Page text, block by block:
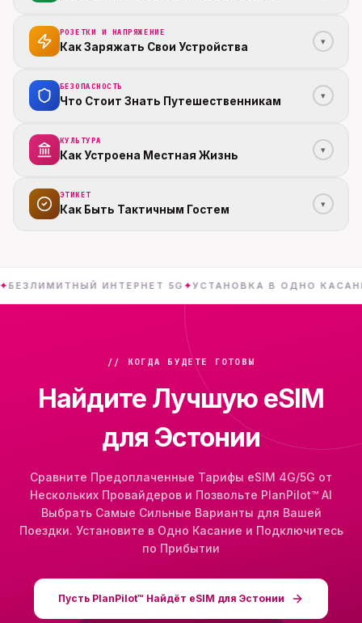
РОЗЕТКИ И НАПРЯЖЕНИЕ
Как Заряжать Свои Устройства ▾
БЕЗОПАСНОСТЬ
Что Стоит Знать Путешественникам ▾
КУЛЬТУРА
Как Устроена Местная Жизнь ▾
ЭТИКЕТ
Как Быть Тактичным Гостем ▾
ИНТЕРНЕТ 5G ✦ УСТАНОВКА В ОДНО КАСАНИЕ✦
// КОГДА БУДЕТЕ ГОТОВЫ
Найдите Лучшую eSIM
для Эстонии
Сравните Предоплаченные Тарифы eSIM 4G/5G от
Нескольких Провайдеров и Позвольте PlanPilot™ AI
Выбрать Самые Сильные Варианты для Вашей
Поездки. Установите в Одно Касание и Подключитесь
по Прибытии
Пусть PlanPilot™ Найдёт eSIM для Эстонии